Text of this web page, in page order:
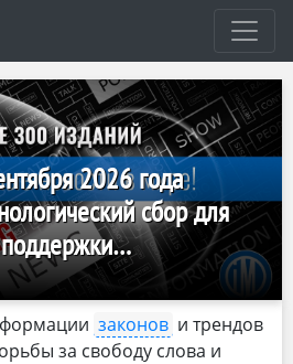
2026 года
сбор для
законов и трендов
за свободу слова и